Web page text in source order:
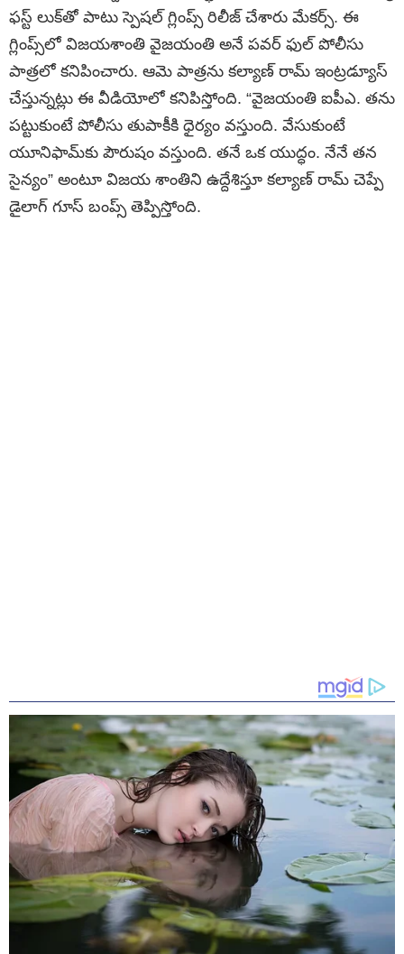
ఫ‌స్ట్ లుక్‌తో పాటు స్పెష‌ల్ గ్లింప్స్ రిలీజ్ చేశారు మేకర్స్​. ఈ
గ్లింప్స్​లో విజయశాంతి వైజయంతి అనే పవర్ ఫుల్ పోలీసు
పాత్రలో కనిపించారు. ఆమె పాత్రను కల్యాణ్ రామ్ ఇంట్రడ్యూస్
చేస్తున్నట్లు ఈ వీడియోలో కనిపిస్తోంది. “వైజ‌యంతి ఐపీఎ. తను
పట్టుకుంటే పోలీసు తుపాకీకి ధైర్యం వస్తుంది. వేసుకుంటే
యూనిఫామ్​కు పౌరుషం వస్తుంది. తనే ఒక యుద్ధం. నేనే తన
సైన్యం” అంటూ విజయ శాంతిని ఉద్దేశిస్తూ కల్యాణ్ రామ్​ చెప్పే
డైలాగ్​ గూస్​ బంప్స్​ తెప్పిస్తోంది.